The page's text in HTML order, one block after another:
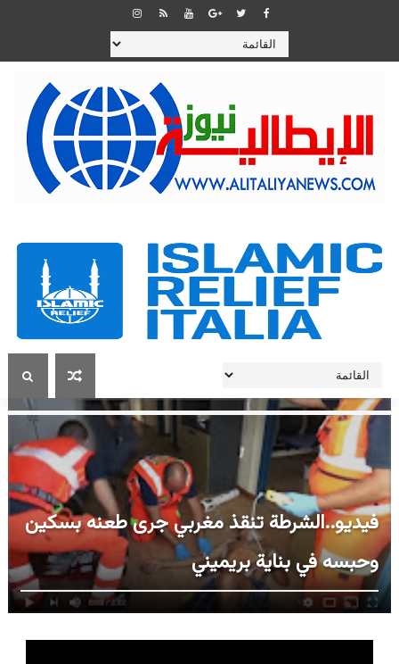
فيديو..الشرطة تنقذ مغربي جرى طعنه بسكين
وحبسه في بناية بريميني